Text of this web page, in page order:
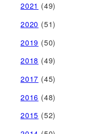
2021 (49)
2020 (51)
2019 (50)
2018 (49)
2017 (45)
2016 (48)
2015 (52)